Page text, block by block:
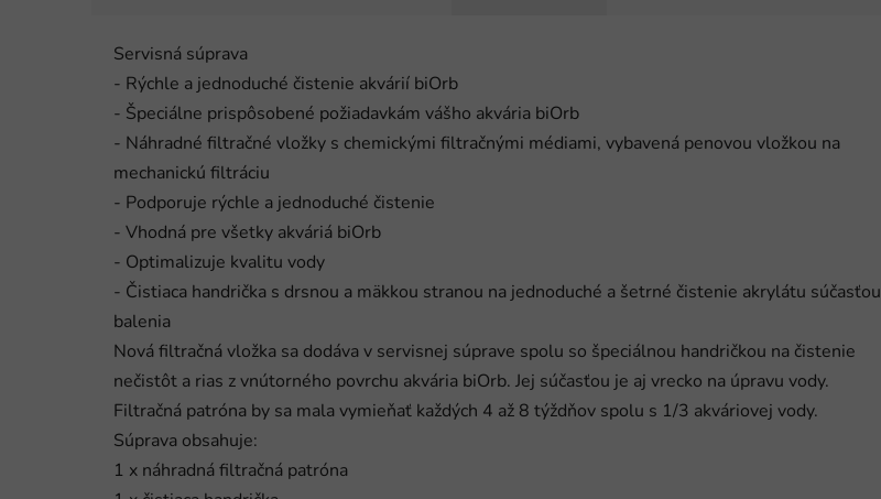
Servisná súprava
- Rýchle a jednoduché čistenie akvárií biOrb
- Špeciálne prispôsobené požiadavkám vášho akvária biOrb
- Náhradné filtračné vložky s chemickými filtračnými médiami, vybavená penovou vložkou na
mechanickú filtráciu
- Podporuje rýchle a jednoduché čistenie
- Vhodná pre všetky akváriá biOrb
- Optimalizuje kvalitu vody
- Čistiaca handrička s drsnou a mäkkou stranou na jednoduché a šetrné čistenie akrylátu súčasťou
balenia
Nová filtračná vložka sa dodáva v servisnej súprave spolu so špeciálnou handričkou na čistenie
nečistôt a rias z vnútorného povrchu akvária biOrb. Jej súčasťou je aj vrecko na úpravu vody.
Filtračná patróna by sa mala vymieňať každých 4 až 8 týždňov spolu s 1/3 akváriovej vody.
Súprava obsahuje:
1 x náhradná filtračná patróna